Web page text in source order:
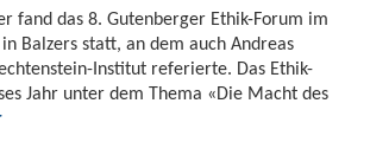
fand das 8. Gutenberger Ethik-Forum im
Balzers statt, an dem auch Andreas
Institut referierte. Das Ethik-
Jahr unter dem Thema «Die Macht des